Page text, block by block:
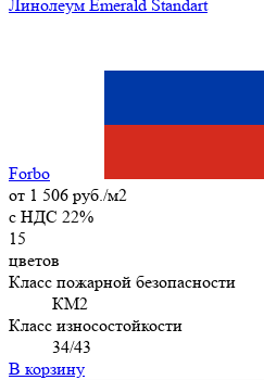
Линолеум Emerald Standart
Forbo
от 1 506 руб./м2
c НДС 22%
15
цветов
Класс пожарной безопасности
КМ2
Класс износостойкости
34/43
В корзину